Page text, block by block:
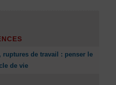
ruptures de travail : penser le
de vie